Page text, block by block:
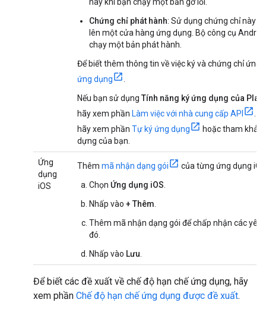
Chứng chỉ phát hành: Sử dụng chứng chỉ này
lên một cửa hàng ứng dụng. Bộ công cụ
chạy một bản phát hành.
Để biết thêm thông tin về việc ký và chứng chỉ ứng
ứng dụng
Nếu bạn sử dụng Tính năng ký ứng dụng của Play
hãy xem phần Làm việc với nhà cung cấp API
hãy xem phần Tự ký ứng dụng
hoặc tham
dựng của bạn.
Ứng
dụng
iOS
Thêm mã nhận dạng gói
của từng ứng dụng
Chọn Ứng dụng iOS
Nhấp vào + Thêm
Thêm mã nhận dạng gói để chấp nhận các
đó.
Nhấp vào Lưu
Để biết các đề xuất về chế độ hạn chế ứng dụng, hãy
xem phần Chế độ hạn chế ứng dụng được đề xuất.